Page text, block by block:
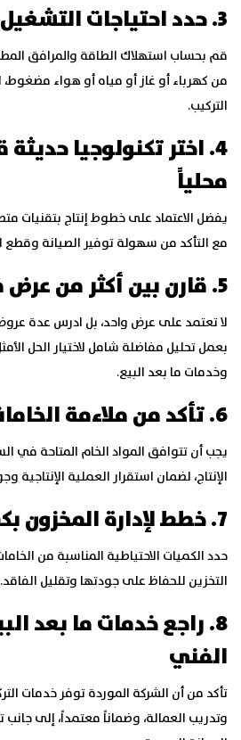
3. حدد احتياجات التشغيل بدقة
قم بحساب استهلاك الطاقة والمرافق
من كهرباء أو غاز أو مياه أو هواء
التركيب.
4. اختر تكنولوجيا حديثة
محلياً
يفضل الاعتماد على خطوط إنتاج بتقنيات
مع التأكد من سهولة توفير الصيانة وقطع
5. قارن بين أكثر من عرض فني ومالي
لا تعتمد على عرض واحد، بل ادرس عدة
بعمل تحليل مفاضلة شامل لاختيار الحل
وخدمات ما بعد البيع.
6. تأكد من ملاءمة الخامات للخط
يجب أن تتوافق المواد الخام المتاحة في
الإنتاج، لضمان استقرار العملية الإنتاجية
7. خطط لإدارة المخزون بكفاءة
حدد الكميات الاحتياطية المناسبة من
التخزين للحفاظ على جودتها وتقليل الفاقد.
8. راجع خدمات ما بعد
الفني
تأكد من أن الشركة الموردة توفر خدمات
وتدريب العمالة، وضماناً معتمداً، إلى